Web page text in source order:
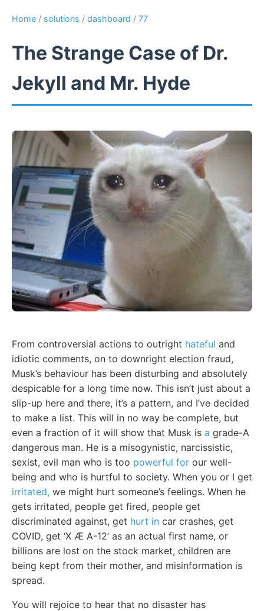
Home / solutions / dashboard / 77
The Strange Case of Dr.
Jekyll and Mr. Hyde
From controversial actions to outright hateful and
idiotic comments, on to downright election fraud,
Musk’s behaviour has been disturbing and absolutely
despicable for a long time now. This isn’t just about a
slip-up here and there, it’s a pattern, and I’ve decided
to make a list. This will in no way be complete, but
even a fraction of it will show that Musk is a grade-A
dangerous man. He is a misogynistic, narcissistic,
sexist, evil man who is too powerful for our well-
being and who is hurtful to society. When you or I get
irritated, we might hurt someone’s feelings. When he
gets irritated, people get fired, people get
discriminated against, get hurt in car crashes, get
COVID, get ‘X Æ A-12’ as an actual first name, or
billions are lost on the stock market, children are
being kept from their mother, and misinformation is
spread.
You will rejoice to hear that no disaster has